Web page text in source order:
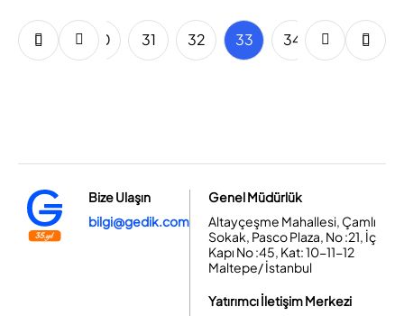
29 30 31 32 33 34 35 36
Bize Ulaşın
bilgi@gedik.com
Genel Müdürlük
Altayçeşme Mahallesi, Çamlı
Sokak, Pasco Plaza, No :21, İç
Kapı No :45, Kat: 10-11-12
Maltepe/ İstanbul
Yatırımcı İletişim Merkezi